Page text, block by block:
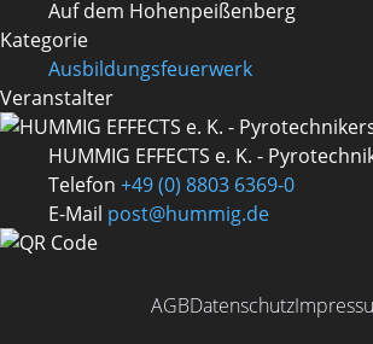
Auf dem Hohenpeißenberg
Kategorie
Ausbildungsfeuerwerk
Veranstalter
HUMMIG EFFECTS e. K. -
Telefon +49 (0) 8803 6369-0
E-Mail post@hummig.de
AGBDatenschutz